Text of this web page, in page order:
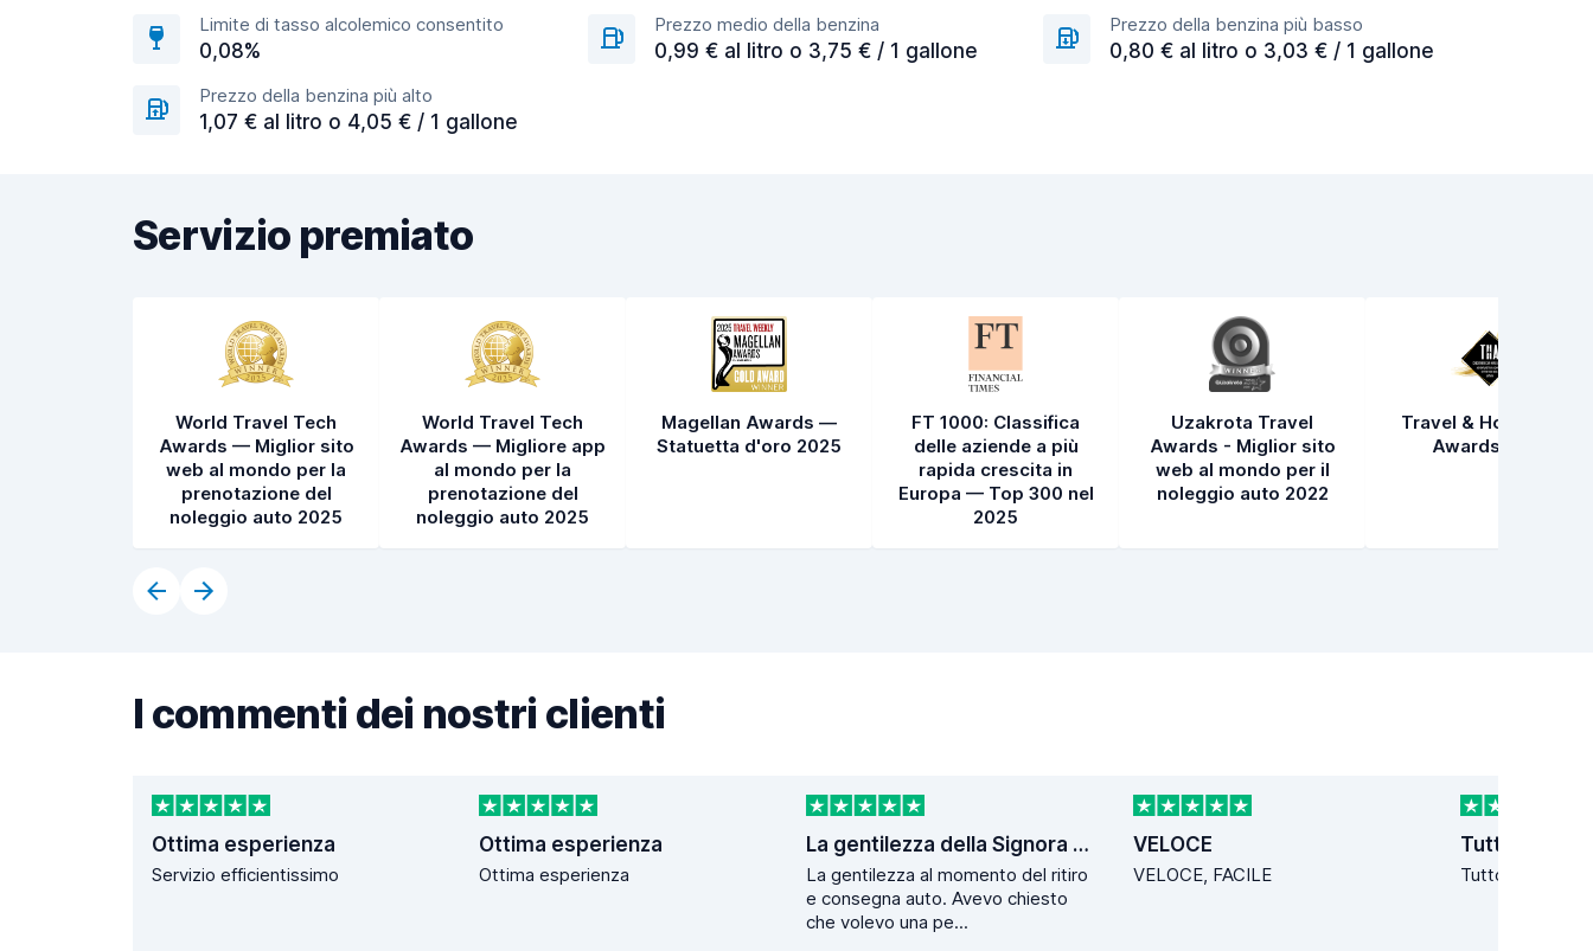
Limite di tasso alcolemico consentito
0,08%
Prezzo medio della benzina
0,99 € al litro o 3,75 € / 1 gallone
Prezzo della benzina più basso
0,80 € al litro o 3,03 € / 1 gallone
Prezzo della benzina più alto
1,07 € al litro o 4,05 € / 1 gallone
Servizio premiato
World Travel Tech
Awards — Miglior sito
web al mondo per la
prenotazione del
noleggio auto 2025
World Travel Tech
Awards — Migliore app
al mondo per la
prenotazione del
noleggio auto 2025
Magellan Awards —
Statuetta d'oro 2025
FT 1000: Classifica
delle aziende a più
rapida crescita in
Europa — Top 300 nel
2025
Uzakrota Travel
Awards - Miglior sito
web al mondo per il
noleggio auto 2022
Travel & Hospitality
Awards 2021
I commenti dei nostri clienti
Ottima esperienza
Servizio efficientissimo
Ottima esperienza
Ottima esperienza
La gentilezza della Signora Stefania localita´ Poggio
La gentilezza al momento del ritiro
e consegna auto. Avevo chiesto
che volevo una pe...
VELOCE
VELOCE, FACILE
Tutto
Tutto perfetto